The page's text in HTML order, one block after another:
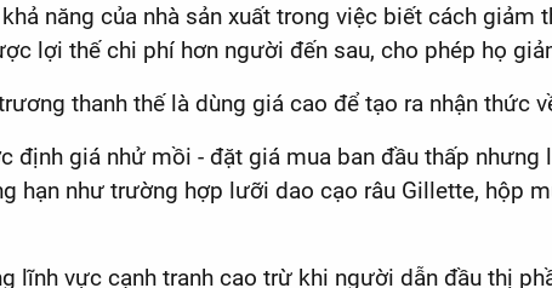
năng của nhà sản xuất trong việc biết cách
lợi thế chi phí hơn người đến sau, cho phép họ
thanh thế là dùng giá cao để tạo ra nhận thức
giá nhử mồi - đặt giá mua ban đầu thấp
hạn như trường hợp lưỡi dao cạo râu Gillette, hộp
lĩnh vực cạnh tranh cao trừ khi người dẫn đầu thị